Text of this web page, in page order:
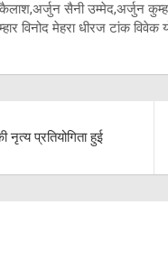
कैलाश,अर्जुन सैनी उम्मेद,अर्जुन
विनोद मेहरा धीरज टांक
नृत्य प्रतियोगिता हुई